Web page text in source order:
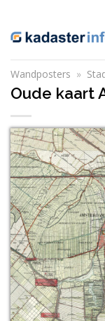
inhoud
Wandposters »
Oude kaart